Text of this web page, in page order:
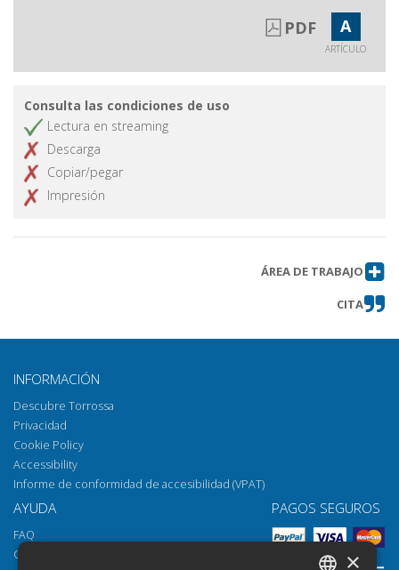
PDF A
ARTÍCULO
Consulta las condiciones de uso
Lectura en streaming
Descarga
Copiar/pegar
Impresión
ÁREA DE TRABAJO
CITA
INFORMACIÓN
Descubre Torrossa
Privacidad
Cookie Policy
Accessibility
Informe de conformidad de accesibilidad (VPAT)
AYUDA
FAQ
Cómo abrir los archivos
PAGOS SEGUROS
×